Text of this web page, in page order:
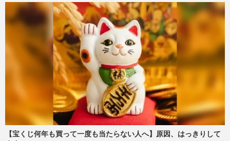
【宝くじ何年も買って一度も当たらない人へ】原因、はっきりして